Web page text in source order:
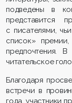
подведены в
представится
с писателями,
список»
предпочтения.
читательское
Благодаря
встречи в
года, участники